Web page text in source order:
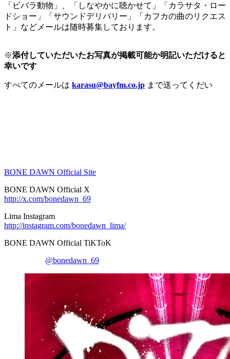
「ビバラ動物」、「しなやかに聴かせて」「カラサタ・ロー
ドショー」「サウンドデリバリー」「カフカの曲のリクエス
ト」などメールは随時募集しております。
※添付していただいたお写真が掲載可能か明記いただけると
幸いです
すべてのメールは karasu@bayfm.co.jp まで送ってくだい
BONE DAWN Official Site
BONE DAWN Official X
http://x.com/bonedawn_69
Lima Instagram
http://instagram.com/bonedawn_lima/
BONE DAWN Official TiKToK
@bonedawn_69